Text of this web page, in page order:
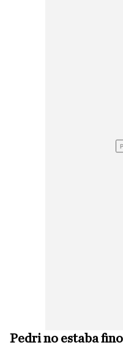
Pedri no estaba